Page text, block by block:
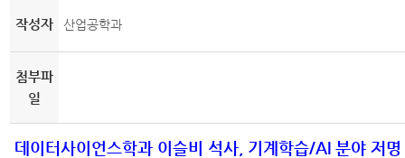
작성자 산업공학과
첨부파
일
데이터사이언스학과 이슬비 석사, 기계학습/AI 분야 저